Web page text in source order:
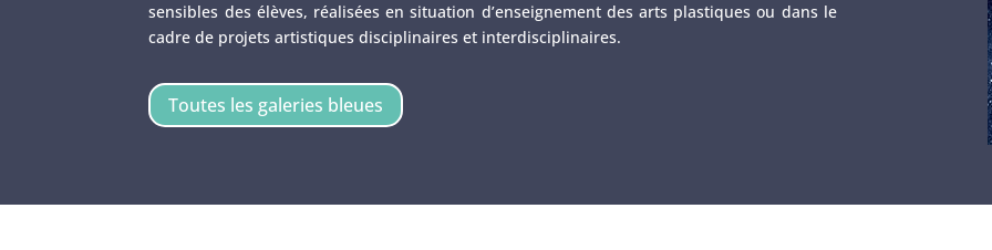
sensibles des élèves, réalisées en situation d’enseignement des arts plastiques ou dans le
cadre de projets artistiques disciplinaires et interdisciplinaires.
Toutes les galeries bleues